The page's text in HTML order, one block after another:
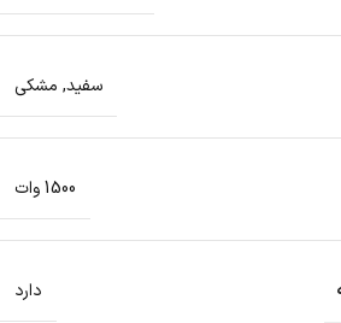
سفید, مشکی
1500 وات
دارد